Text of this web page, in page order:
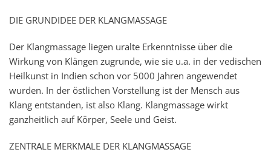
DIE GRUNDIDEE DER KLANGMASSAGE
Der Klangmassage liegen uralte Erkenntnisse über die
Wirkung von Klängen zugrunde, wie sie u.a. in der vedischen
Heilkunst in Indien schon vor 5000 Jahren angewendet
wurden. In der östlichen Vorstellung ist der Mensch aus
Klang entstanden, ist also Klang. Klangmassage wirkt
ganzheitlich auf Körper, Seele und Geist.
ZENTRALE MERKMALE DER KLANGMASSAGE